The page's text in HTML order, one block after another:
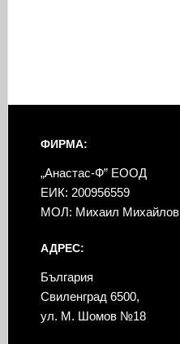
ФИРМА:
„Анастас-Ф” ЕООД
ЕИК: 200956559
МОЛ: Михаил Михайлов
АДРЕС:
България
Свиленград 6500,
ул. М. Шомов №18